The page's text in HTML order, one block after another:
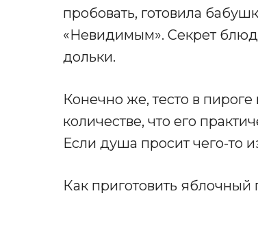
пробовать, готовила
«Невидимым». Секрет
дольки.
Конечно же, тесто в
количестве, что его
Если душа просит чего-то
Как приготовить яблочный